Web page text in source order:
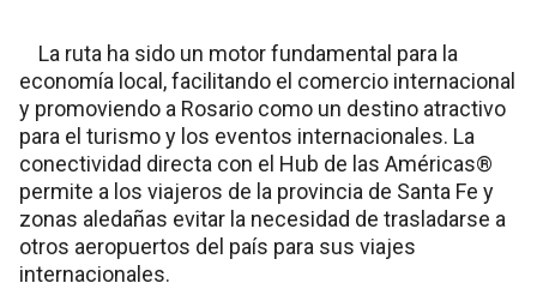
La ruta ha sido un motor fundamental para la
economía local, facilitando el comercio internacional
y promoviendo a Rosario como un destino atractivo
para el turismo y los eventos internacionales. La
conectividad directa con el Hub de las Américas®
permite a los viajeros de la provincia de Santa Fe y
zonas aledañas evitar la necesidad de trasladarse a
otros aeropuertos del país para sus viajes
internacionales.